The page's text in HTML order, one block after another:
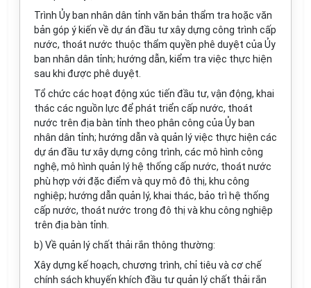
Trình Ủy ban nhân dân tỉnh văn bản thẩm tra hoặc văn
bản góp ý kiến về dự án đầu tư xây dựng công trình cấp
nước, thoát nước thuộc thẩm quyền phê duyệt của Ủy
ban nhân dân tỉnh; hướng dẫn, kiểm tra việc thực hiện
sau khi được phê duyệt.
Tổ chức các hoạt động xúc tiến đầu tư, vận động, khai
thác các nguồn lực để phát triển cấp nước, thoát
nước trên địa bàn tỉnh theo phân công của Ủy ban
nhân dân tỉnh; hướng dẫn và quản lý việc thực hiện các
dự án đầu tư xây dựng công trình, các mô hình công
nghệ, mô hình quản lý hệ thống cấp nước, thoát nước
phù hợp với đặc điểm và quy mô đô thị, khu công
nghiệp; hướng dẫn quản lý, khai thác, bảo trì hệ thống
cấp nước, thoát nước trong đô thị và khu công nghiệp
trên địa bàn tỉnh.
b) Về quản lý chất thải rắn thông thường:
Xây dựng kế hoạch, chương trình, chỉ tiêu và cơ chế
chính sách khuyến khích đầu tư quản lý chất thải rắn